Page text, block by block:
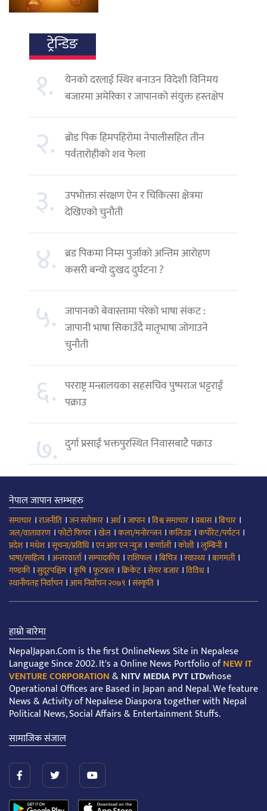
ट्रेन्डिङ
१.
येनको दरलाई स्थिर बनाउन विदेशी विनिमय
बजारमा अमेरिका र जापानको संयुक्त हस्तक्षेप
२. ब्रोड पिक हिमपहिरोमा नेपालीसहित तीन
पर्वतारोहीको शव फेला
३.
उपभोक्ता संरक्षण ऐन र चिकित्सा क्षेत्रमा
देखिएको चुनौती
४. ब्रड पिकमा निम्स पुर्जाको अन्तिम आरोहण
कसरी बन्यो दुःखद दुर्घटना ?
५. जापानको बेवास्तामा परेको भाषा संकट :
जापानी भाषा सिकाउँदै मातृभाषा जोगाउने
चुनौती
६. परराष्ट्र मन्त्रालयका सहसचिव पुष्पराज भट्टराई
पक्राउ
७. दुर्गा प्रसाईं भक्तपुरस्थित निवासबाटै पक्राउ
नेपाल जापान स्तम्भहरु
समाचार ।राजनीति ।जन सरोकार ।अर्थ।जापान।विश्व समाचार ।प्रबास।बिचार ।
जल/वातावरण ।फोटो फिचर ।खेल ।कला/मनोरन्जन।कलिउड।कर्पोरेट/पर्यटन।
प्रदेश।मधेश।सूचना/प्रविधि।एन आर एन न्युज।कर्णाली।कोशी।लुम्बिनी।
भाषा/साहित्य ।अन्तरवार्ता।सम्पादकीय ।राशिफल ।बिचित्र।स्वास्थ्य ।बागमती।
गण्डकी।सुदूरपश्चिम ।कृषि।फूटबल ।क्रिकेट।सेयर बजार ।विविध।
स्थानीयतह निर्वाचन।आम निर्वाचन २०७९ ।संस्कृति ।
हाम्रो बारेमा
NepalJapan.Com is the first OnlineNews Site in Nepalese
Language Since 2002. It's a Online News Portfolio ofNEW IT
VENTURE CORPORATION&NITV MEDIA PVT LTDwhose
Operational Offices are Based in Japan and Nepal. We feature
News & Activity of Nepalese Diaspora together with Nepal
Political News, Social Affairs & Entertainment Stuffs.
सामाजिक संजाल